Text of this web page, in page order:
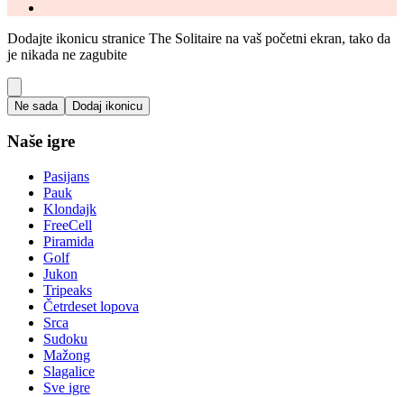
Dodajte ikonicu stranice The Solitaire na vaš početni ekran, tako da
je nikada ne zagubite
Ne sada Dodaj ikonicu
Naše igre
Pasijans
Pauk
Klondajk
FreeCell
Piramida
Golf
Jukon
Tripeaks
Četrdeset lopova
Srca
Sudoku
Mažong
Slagalice
Sve igre